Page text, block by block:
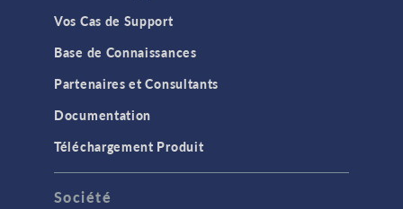
Vos Cas de Support
Base de Connaissances
Partenaires et Consultants
Documentation
Téléchargement Produit
Société